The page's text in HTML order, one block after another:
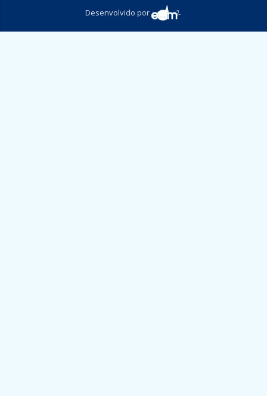
Desenvolvido por